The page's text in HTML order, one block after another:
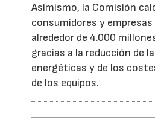
Asimismo, la Comisión
consumidores y
alrededor de 4.000
gracias a la reducción de
energéticas y de los
de los equipos.